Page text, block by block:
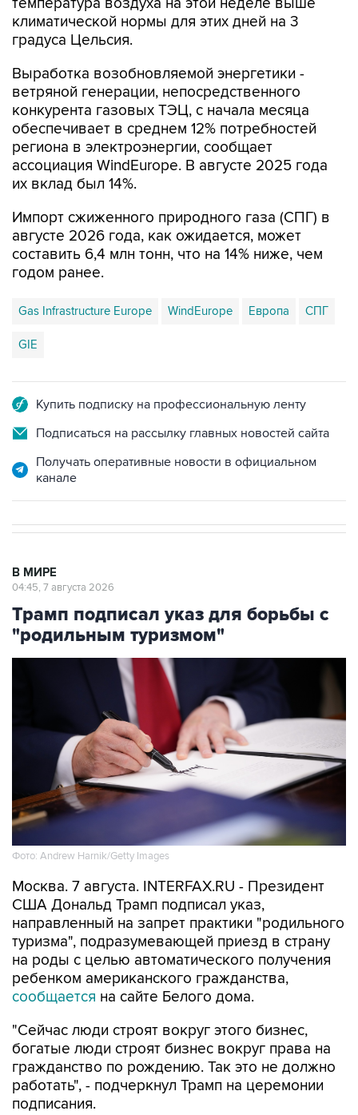
температура воздуха на этой неделе выше
климатической нормы для этих дней на 3
градуса Цельсия.
Выработка возобновляемой энергетики -
ветряной генерации, непосредственного
конкурента газовых ТЭЦ, с начала месяца
обеспечивает в среднем 12% потребностей
региона в электроэнергии, сообщает
ассоциация WindEurope. В августе 2025 года
их вклад был 14%.
Импорт сжиженного природного газа (СПГ) в
августе 2026 года, как ожидается, может
составить 6,4 млн тонн, что на 14% ниже, чем
годом ранее.
Gas Infrastructure Europe WindEurope Европа СПГ
GIE
Купить подписку на профессиональную ленту
Подписаться на рассылку главных новостей сайта
Получать оперативные новости в официальном
канале
В МИРЕ
04:45, 7 августа 2026
Трамп подписал указ для борьбы с
"родильным туризмом"
Фото: Andrew Harnik/Getty Images
Москва. 7 августа. INTERFAX.RU - Президент
США Дональд Трамп подписал указ,
направленный на запрет практики "родильного
туризма", подразумевающей приезд в страну
на роды с целью автоматического получения
ребенком американского гражданства,
сообщается на сайте Белого дома.
"Сейчас люди строят вокруг этого бизнес,
богатые люди строят бизнес вокруг права на
гражданство по рождению. Так это не должно
работать", - подчеркнул Трамп на церемонии
подписания.